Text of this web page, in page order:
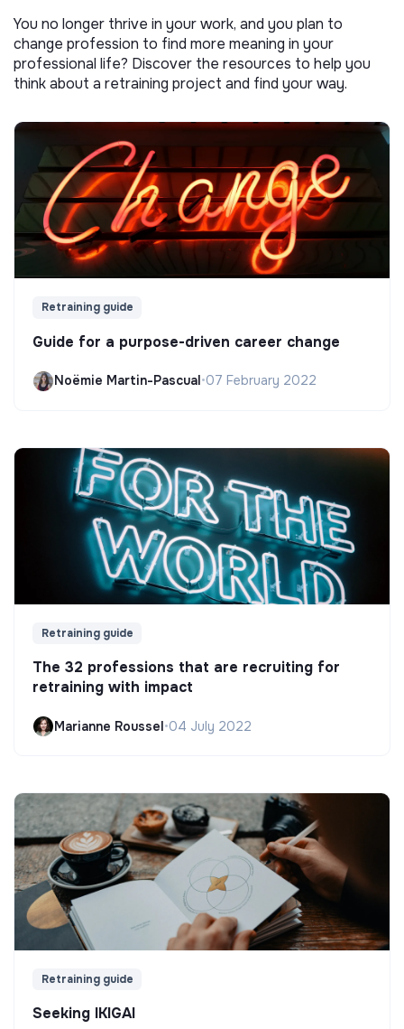
You no longer thrive in your work, and you plan to
change profession to find more meaning in your
professional life? Discover the resources to help you
think about a retraining project and find your way.
Retraining guide
Guide for a purpose-driven career change
Noëmie Martin-Pascual•07 February 2022
Retraining guide
The 32 professions that are recruiting for
retraining with impact
Marianne Roussel•04 July 2022
Retraining guide
Seeking IKIGAI